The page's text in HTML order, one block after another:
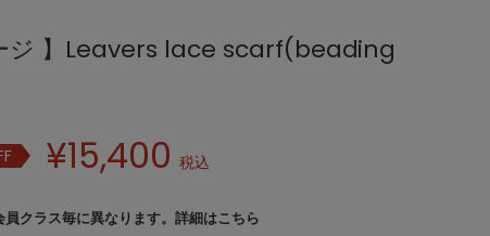
ジ 】Leavers lace scarf(beading
¥15,400 税込
クラス毎に異なります。 詳細はこちら